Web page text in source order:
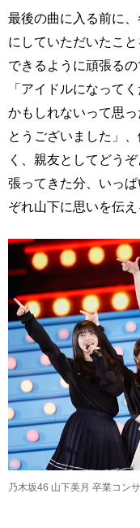
最後の曲に入る前に
にしていただいたこ
できるように頑張る
「アイドルになって
かもしれないって思
とうございました」
く、親友としてどう
張ってきた分、いっ
ぞれ山下に思いを伝え
乃木坂46 山下美月 卒業コン